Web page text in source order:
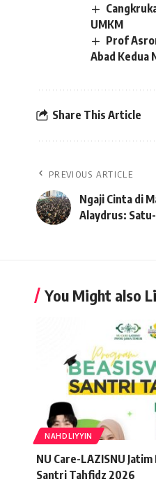
UMKM
Prof
Abad Kedua
Share This Article
PREVIOUS ARTICLE
Ngaji Cinta di
Alaydrus:
You Might also
NAHDLIYYIN
NU Care-LAZISNU
Santri Tahfidz 2026